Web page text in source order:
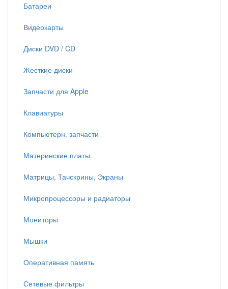
Батареи
Видеокарты
Диски DVD / CD
Жесткие диски
Запчасти для Apple
Клавиатуры
Компьютерн. запчасти
Материнские платы
Матрицы, Тачскрины, Экраны
Микропроцессоры и радиаторы
Мониторы
Мышки
Оперативная память
Сетевые фильтры